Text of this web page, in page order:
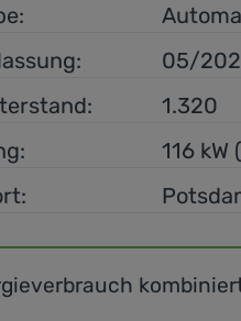
05/
1.320
116 kW